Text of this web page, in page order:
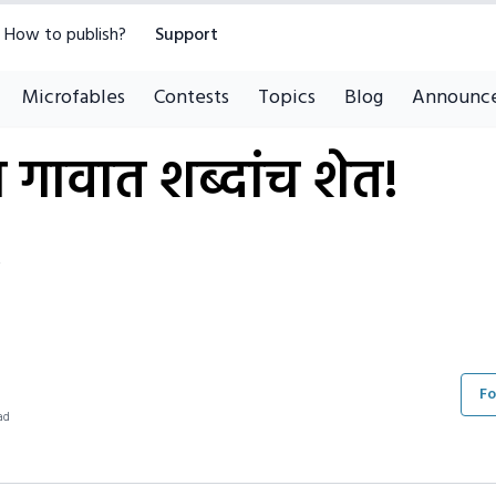
How to publish? Support
Microfables Contests Topics Blog
गावात शब्दांच शेत!